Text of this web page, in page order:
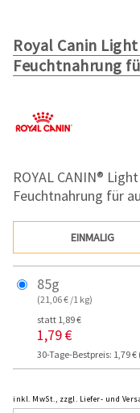
Royal Canin
Feuchtnahrung
ROYAL CANIN®
Feuchtnahrung für
EINMALIG
85g
(21,06 € /1 kg)
statt 1,89 €
1,79 €
30-Tage-Bestpreis: 1,79 €
inkl. MwSt., zzgl. Liefer- und